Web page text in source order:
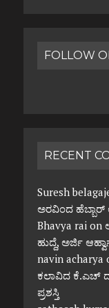
FOLLOW
RECENT
Suresh
ಅರವಿಂದ ಹೆಬ್ಬಾರ್
Bhavya raion
ಹುದ್ದೆ, ಅರ್ಜಿ
navin acharya
ಕಲಾವಿದ ಕೆ.ಎಚ್
ಪ್ರಶಸ್ತಿ